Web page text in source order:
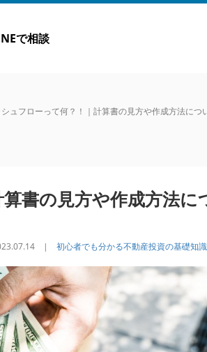
で相談
ュフローって何？！｜計算書の見方や作成方法に
書の見方や作成方法に
| 初心者でも分かる不動産投資の基礎知